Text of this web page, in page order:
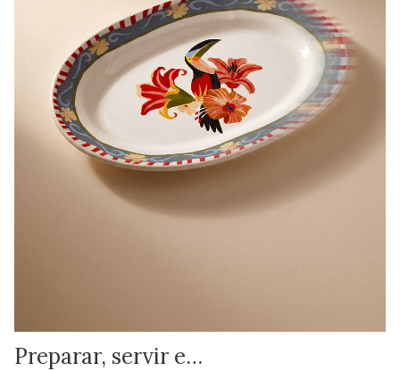
Preparar, servir e…